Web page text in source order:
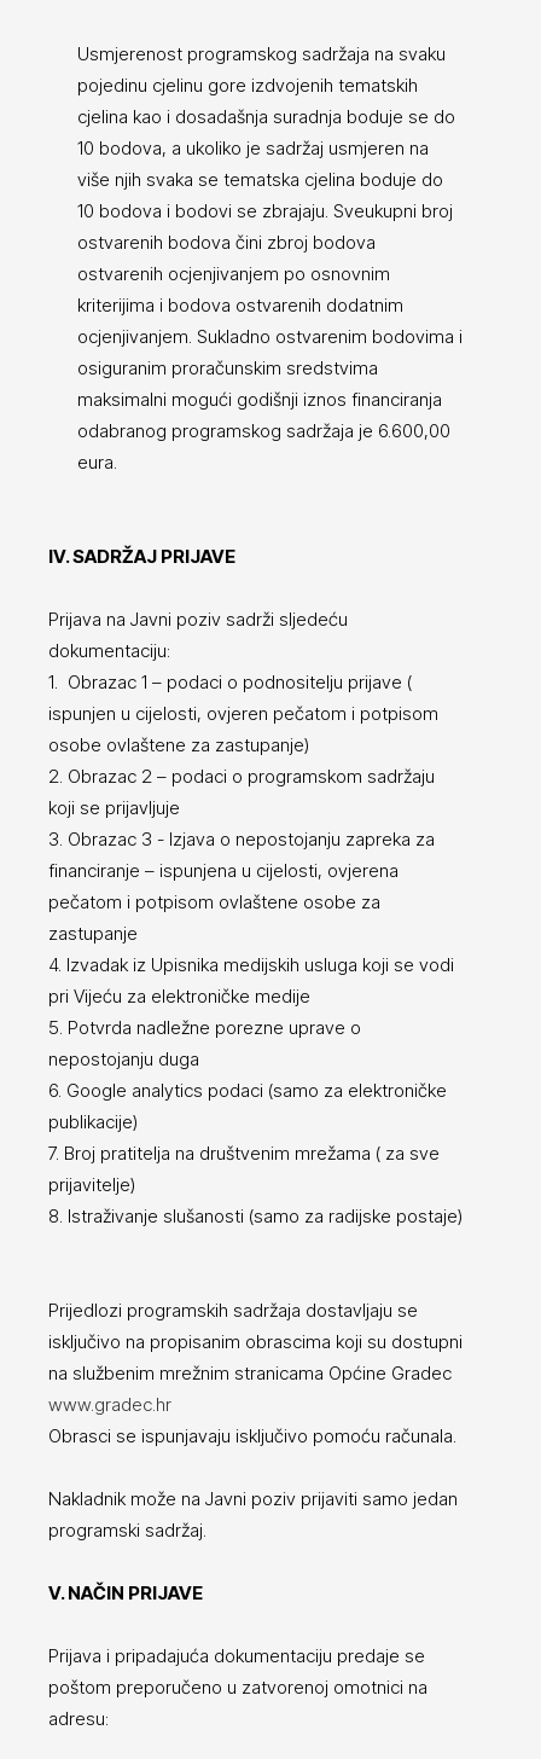
Usmjerenost programskog sadržaja na svaku
pojedinu cjelinu gore izdvojenih tematskih
cjelina kao i dosadašnja suradnja boduje se do
10 bodova, a ukoliko je sadržaj usmjeren na
više njih svaka se tematska cjelina boduje do
10 bodova i bodovi se zbrajaju. Sveukupni broj
ostvarenih bodova čini zbroj bodova
ostvarenih ocjenjivanjem po osnovnim
kriterijima i bodova ostvarenih dodatnim
ocjenjivanjem. Sukladno ostvarenim bodovima i
osiguranim proračunskim sredstvima
maksimalni mogući godišnji iznos financiranja
odabranog programskog sadržaja je 6.600,00
eura.
IV. SADRŽAJ PRIJAVE
Prijava na Javni poziv sadrži sljedeću
dokumentaciju:
1. Obrazac 1 – podaci o podnositelju prijave (
ispunjen u cijelosti, ovjeren pečatom i potpisom
osobe ovlaštene za zastupanje)
2. Obrazac 2 – podaci o programskom sadržaju
koji se prijavljuje
3. Obrazac 3 - Izjava o nepostojanju zapreka za
financiranje – ispunjena u cijelosti, ovjerena
pečatom i potpisom ovlaštene osobe za
zastupanje
4. Izvadak iz Upisnika medijskih usluga koji se vodi
pri Vijeću za elektroničke medije
5. Potvrda nadležne porezne uprave o
nepostojanju duga
6. Google analytics podaci (samo za elektroničke
publikacije)
7. Broj pratitelja na društvenim mrežama ( za sve
prijavitelje)
8. Istraživanje slušanosti (samo za radijske postaje)
Prijedlozi programskih sadržaja dostavljaju se
isključivo na propisanim obrascima koji su dostupni
na službenim mrežnim stranicama Općine Gradec
www.gradec.hr
Obrasci se ispunjavaju isključivo pomoću računala.
Nakladnik može na Javni poziv prijaviti samo jedan
programski sadržaj.
V. NAČIN PRIJAVE
Prijava i pripadajuća dokumentaciju predaje se
poštom preporučeno u zatvorenoj omotnici na
adresu: